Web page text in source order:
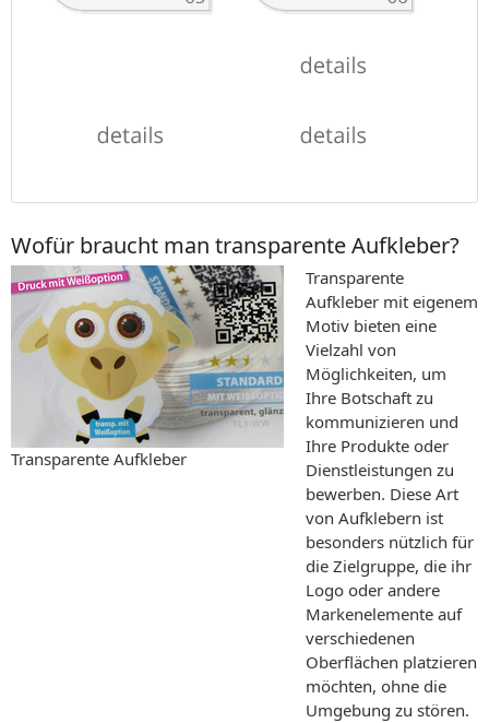
Wofür braucht man transparente Aufkleber?
Transparente Aufkleber
Transparente
Aufkleber mit eigenem
Motiv bieten eine
Vielzahl von
Möglichkeiten, um
Ihre Botschaft zu
kommunizieren und
Ihre Produkte oder
Dienstleistungen zu
bewerben. Diese Art
von Aufklebern ist
besonders nützlich für
die Zielgruppe, die ihr
Logo oder andere
Markenelemente auf
verschiedenen
Oberflächen platzieren
möchten, ohne die
Umgebung zu stören.